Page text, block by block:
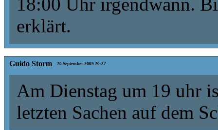
erklärt.
Guido Storm 20 September 2009 20:37
Am Dienstag um 19 uhr
letzten Sachen auf dem